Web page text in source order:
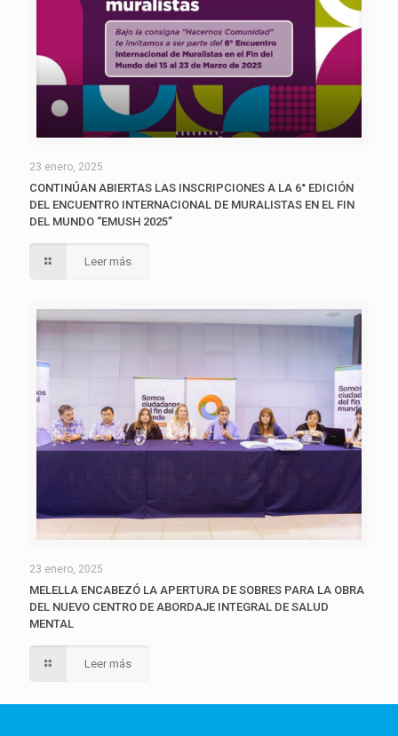
23 enero, 2025
CONTINÚAN ABIERTAS LAS INSCRIPCIONES A LA 6° EDICIÓN
DEL ENCUENTRO INTERNACIONAL DE MURALISTAS EN EL FIN
DEL MUNDO “EMUSH 2025”
Leer más
23 enero, 2025
MELELLA ENCABEZÓ LA APERTURA DE SOBRES PARA LA OBRA
DEL NUEVO CENTRO DE ABORDAJE INTEGRAL DE SALUD
MENTAL
Leer más